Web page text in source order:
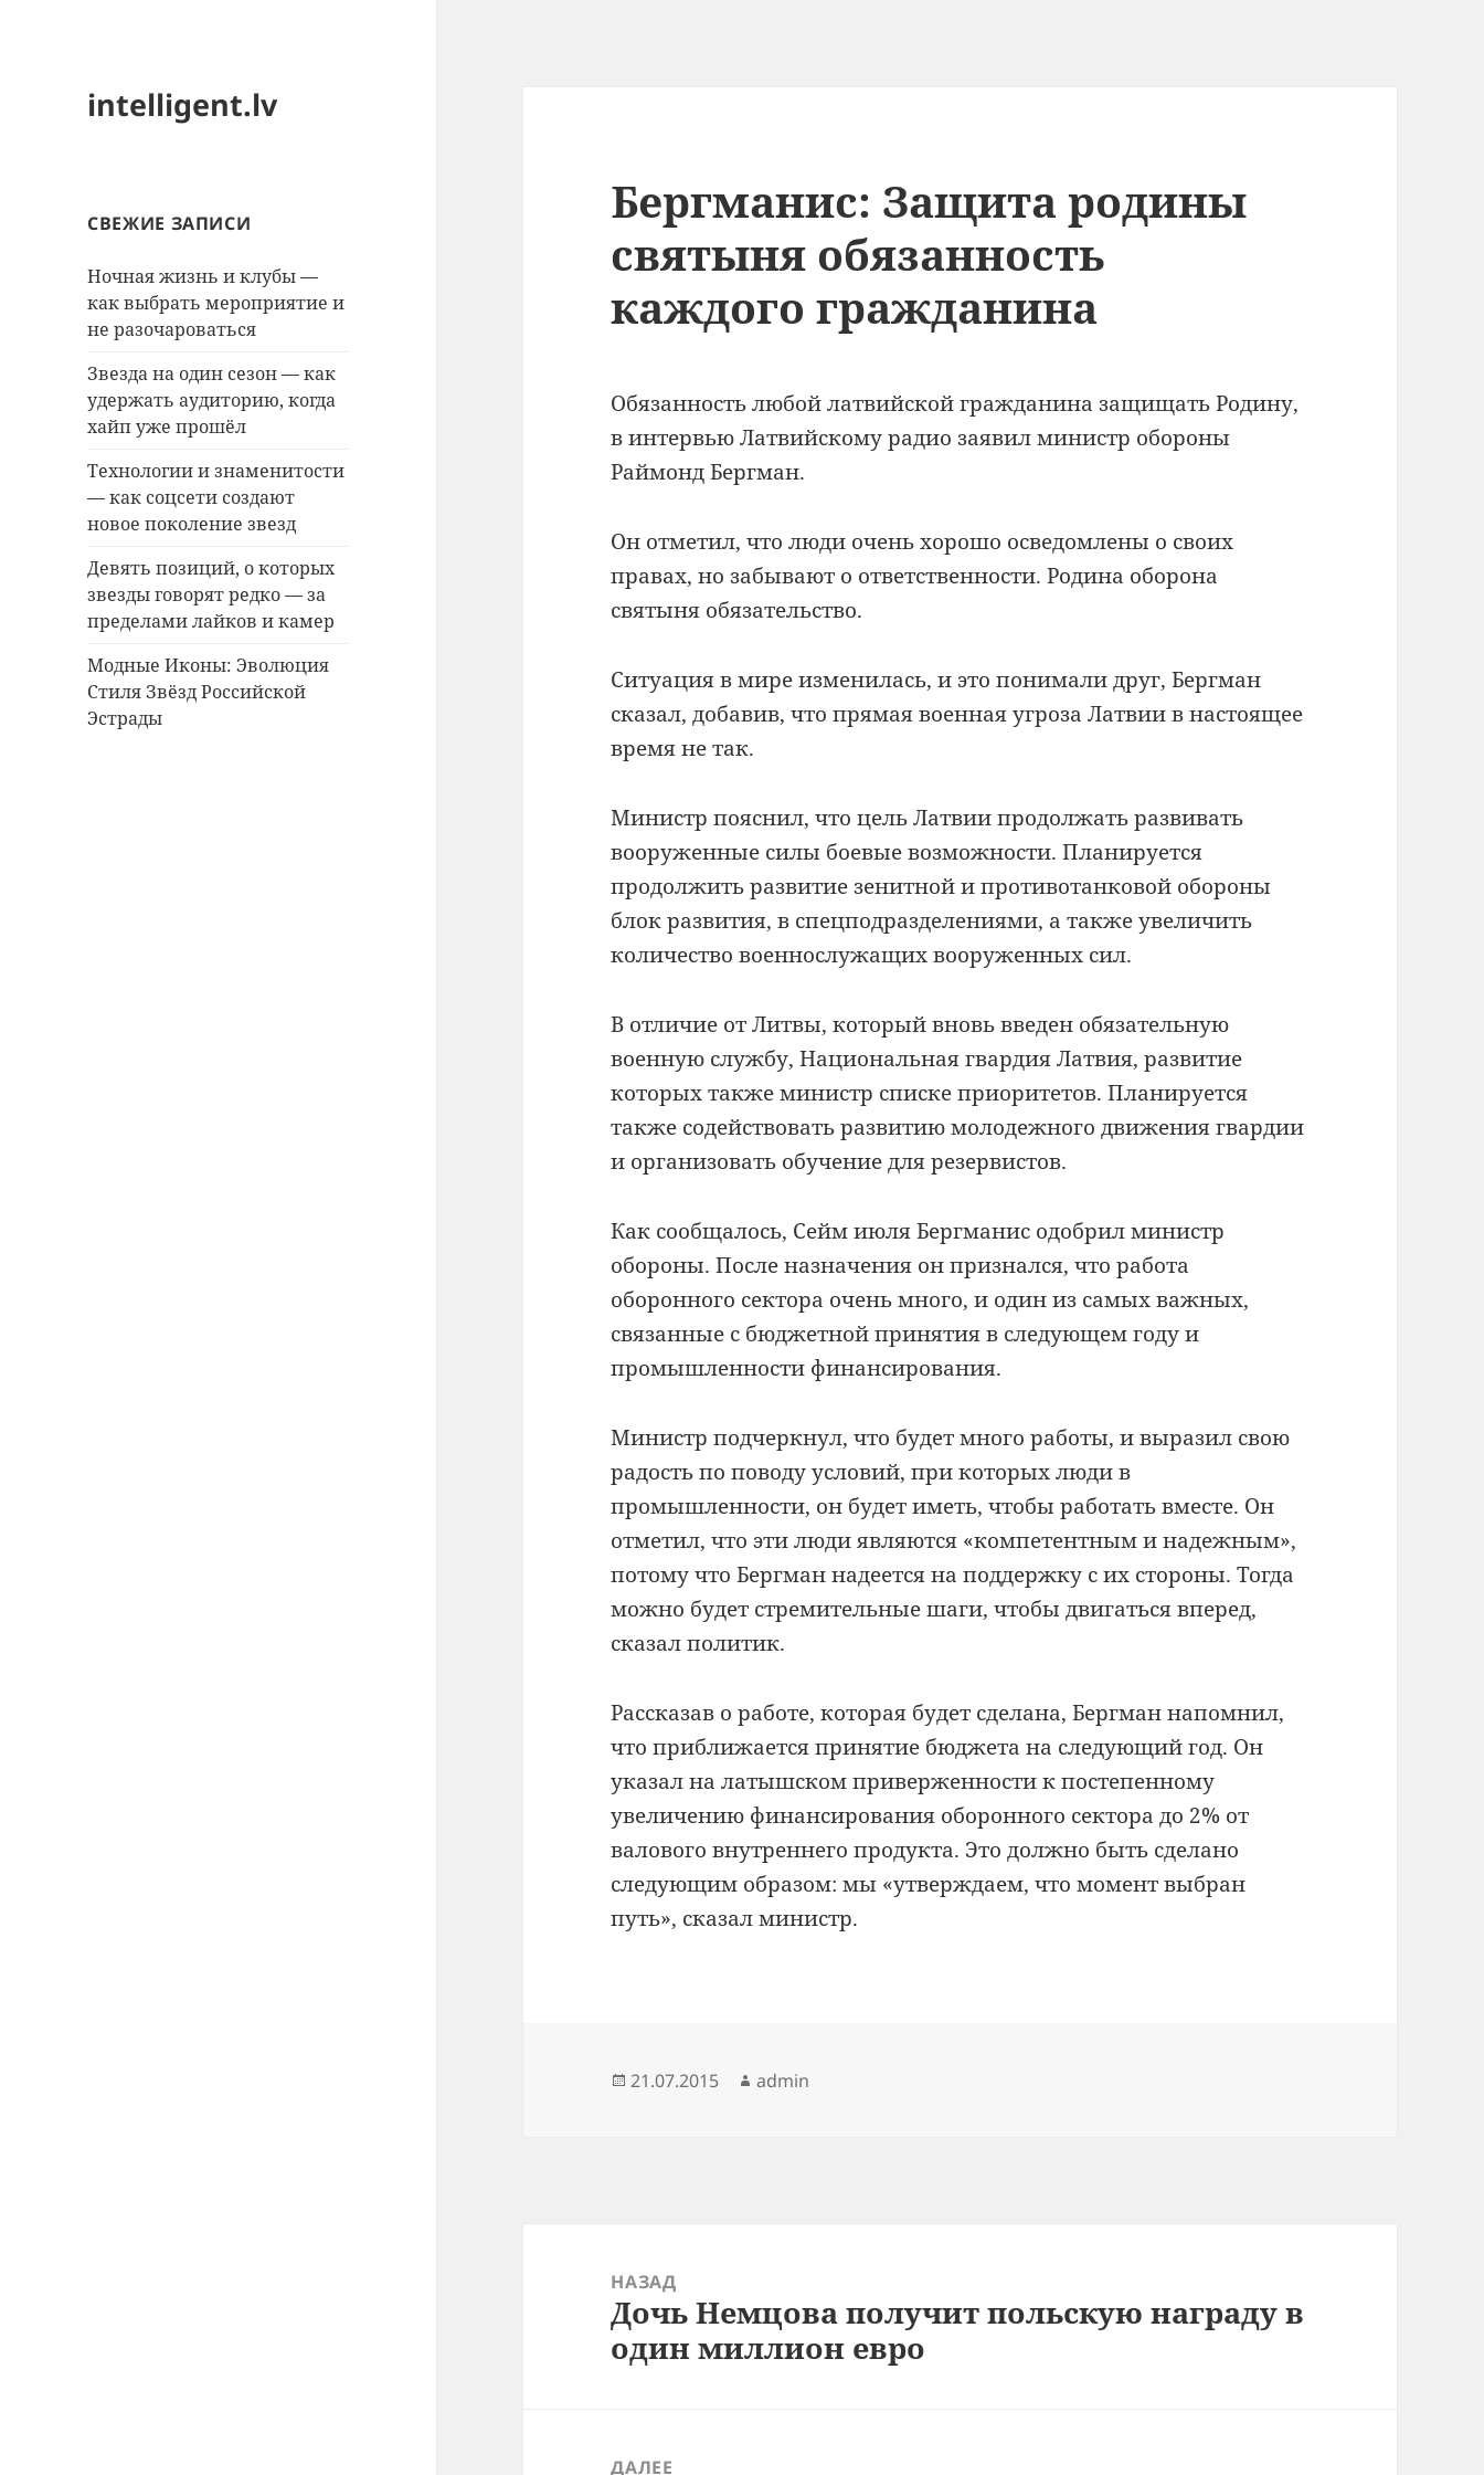
intelligent.lv
СВЕЖИЕ ЗАПИСИ
Ночная жизнь и клубы —
как выбрать мероприятие и
не разочароваться
Звезда на один сезон — как
удержать аудиторию, когда
хайп уже прошёл
Технологии и знаменитости
— как соцсети создают
новое поколение звезд
Девять позиций, о которых
звезды говорят редко — за
пределами лайков и камер
Модные Иконы: Эволюция
Стиля Звёзд Российской
Эстрады
Бергманис: Защита родины
святыня обязанность
каждого гражданина
Обязанность любой латвийской гражданина защищать Родину,
в интервью Латвийскому радио заявил министр обороны
Раймонд Бергман.
Он отметил, что люди очень хорошо осведомлены о своих
правах, но забывают о ответственности.Родина оборона
святыня обязательство.
Ситуация в мире изменилась, и это понимали друг, Бергман
сказал, добавив, что прямая военная угроза Латвии в настоящее
время не так.
Министр пояснил, что цель Латвии продолжать развивать
вооруженные силы боевые возможности.Планируется
продолжить развитие зенитной и противотанковой обороны
блок развития, в спецподразделениями, а также увеличить
количество военнослужащих вооруженных сил.
В отличие от Литвы, который вновь введен обязательную
военную службу, Национальная гвардия Латвия, развитие
которых также министр списке приоритетов.Планируется
также содействовать развитию молодежного движения гвардии
и организовать обучение для резервистов.
Как сообщалось, Сейм июля Бергманис одобрил министр
обороны.После назначения он признался, что работа
оборонного сектора очень много, и один из самых важных,
связанные с бюджетной принятия в следующем году и
промышленности финансирования.
Министр подчеркнул, что будет много работы, и выразил свою
радость по поводу условий, при которых люди в
промышленности, он будет иметь, чтобы работать вместе. Он
отметил, что эти люди являются «компетентным и надежным»,
потому что Бергман надеется на поддержку с их стороны.Тогда
можно будет стремительные шаги, чтобы двигаться вперед,
сказал политик.
Рассказав о работе, которая будет сделана, Бергман напомнил,
что приближается принятие бюджета на следующий год. Он
указал на латышском приверженности к постепенному
увеличению финансирования оборонного сектора до 2% от
валового внутреннего продукта. Это должно быть сделано
следующим образом: мы «утверждаем, что момент выбран
путь», сказал министр.
Опубликовано
21.07.2015 Автор
admin
записям
НАЗАД
Предыдущая
запись:
Дочь Немцова получит польскую награду в
один миллион евро
ДАЛЕЕ